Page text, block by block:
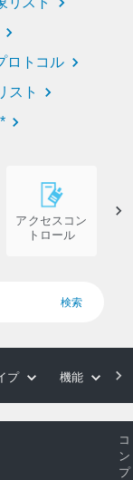
ロトコル
スト
アクセスコン
トロール
検索
プ 機能
コ
ン
プ